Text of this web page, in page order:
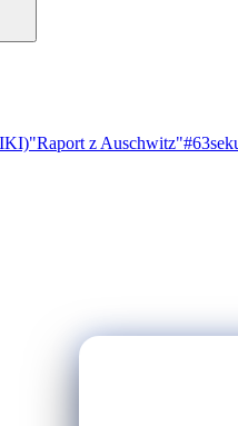
"Raport z Auschwitz"